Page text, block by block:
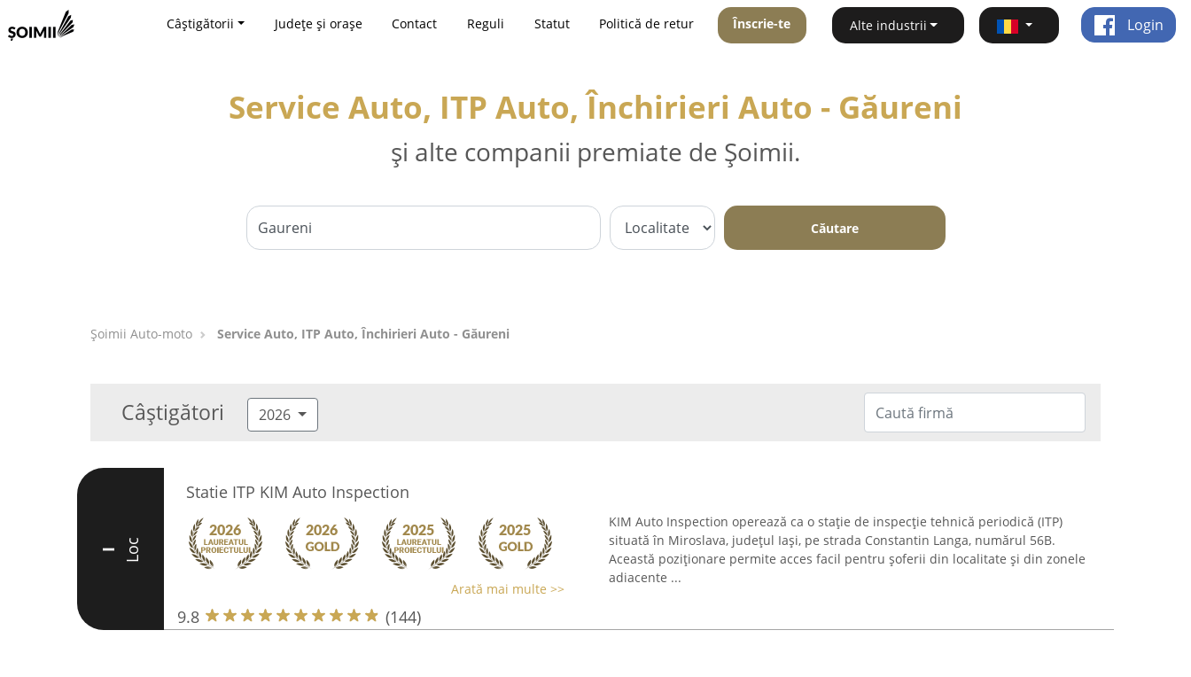
Câștigătorii Județe și orașe Contact Reguli Statut Politică de retur Înscrie-te Alte industrii Login
Service Auto, ITP Auto, Închirieri Auto - Găureni
și alte companii premiate de Șoimii.
Căutare
Șoimii Auto-moto Service Auto, ITP Auto, Închirieri Auto - Găureni
Câștigători 2026
I Loc
Statie ITP KIM Auto Inspection
Arată mai multe >>
9.8 (144)
KIM Auto Inspection operează ca o stație de inspecție tehnică periodică (ITP)
situată în Miroslava, județul Iași, pe strada Constantin Langa, numărul 56B.
Această poziționare permite acces facil pentru șoferii din localitate și din zonele
adiacente ...